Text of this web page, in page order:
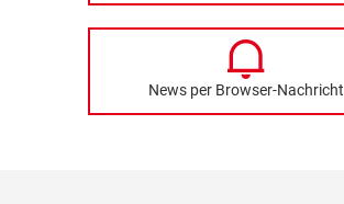
News per Browser-Nachricht